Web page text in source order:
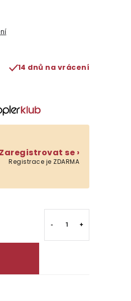
14 dnů na vrácení
Zaregistrovat se ›
Registrace je ZDARMA